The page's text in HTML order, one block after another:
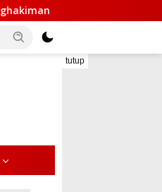
DPR Melki Mekeng :
tutup